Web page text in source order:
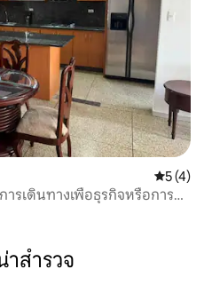
คะแนนเฉ
5 (4)
รเดินทางเพื่อธุรกิจหรือการ
สำรวจ